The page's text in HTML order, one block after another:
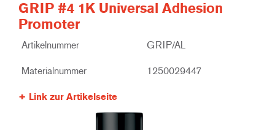
GRIP #4 1K Universal Adhesion
Promoter
Artikelnummer GRIP/AL
Materialnummer 1250029447
Link zur Artikelseite